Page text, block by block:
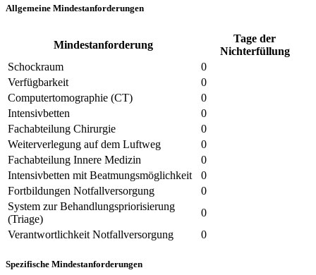
Allgemeine Mindestanforderungen
Mindestanforderung
Tage der
Nichterfüllung
Schockraum
0
Verfügbarkeit
0
Computertomographie (CT)
0
Intensivbetten
0
Fachabteilung Chirurgie
0
Weiterverlegung auf dem Luftweg
0
Fachabteilung Innere Medizin
0
Intensivbetten mit Beatmungsmöglichkeit
0
Fortbildungen Notfallversorgung
0
System zur Behandlungspriorisierung
(Triage)
0
Verantwortlichkeit Notfallversorgung
0
Spezifische Mindestanforderungen